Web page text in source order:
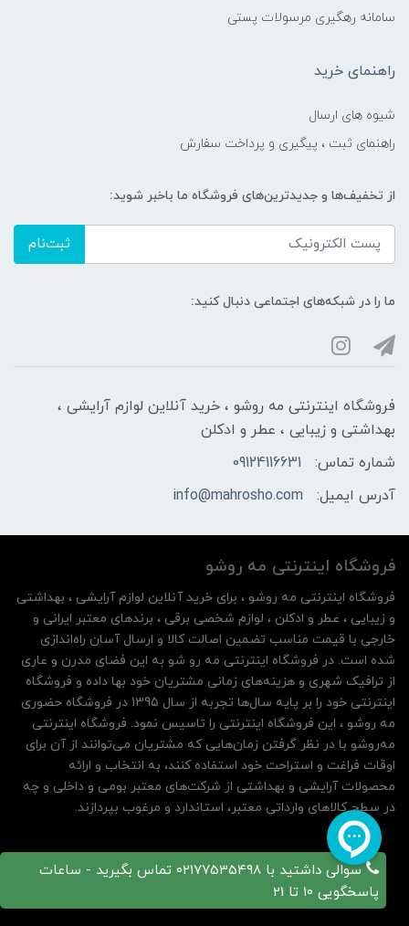
سامانه رهگیری مرسولات پستی
راهنمای خرید
شیوه های ارسال
راهنمای ثبت ، پیگیری و پرداخت سفارش
از تخفیف‌ها و جدیدترین‌های فروشگاه ما باخبر شوید:
ثبت‌نام
ما را در شبکه‌های اجتماعی دنبال کنید:
فروشگاه اینترنتی مه‌ رو‌شو ، خرید آنلاین لوازم آرایشی ،
بهداشتی و زیبایی ، عطر و ادکلن
شماره تماس:
09124116631
آدرس ایمیل:
info@mahrosho.com
سوالی داشتید با 02177535498 تماس بگیرید - ساعات
پاسخگویی 10 تا 21
فروشگاه اینترنتی مه‌ رو‌شو
فروشگاه اینترنتی مه‌ رو‌شو ، برای خرید آنلاین لوازم آرایشی ، بهداشتی
و زیبایی ، عطر و ادکلن ، لوازم شخصی برقی ، برندهای معتبر ایرانی و
خارجی با قیمت مناسب تضمین اصالت کالا و ارسال آسان راه‌اندازی
شده است. در فروشگاه اینترنتی مه رو شو به این فضای مدرن و عاری
از ترافیک شهری و هزینه‌های زمانی مشتریان خود بها داده و فروشگاه
اینترنتی خود را بر پایه سال‌ها تجربه از سال 1395 در فروشگاه حضوری
مه روشو ، این فروشگاه اینترنتی را تاسیس نمود. فروشگاه اینترنتی
مه‌رو‌شو با در نظر گرفتن زمان‌هایی که مشتریان می‌توانند از آن‌ برای
اوقات فراغت و استراحت خود استفاده کنند، به انتخاب و ارائه
محصولات آرایشی و بهداشتی از شرکت‌های معتبر بومی و داخلی و چه
در سطح کالاهای وارداتی معتبر، استاندارد و مرغوب بپردازند.